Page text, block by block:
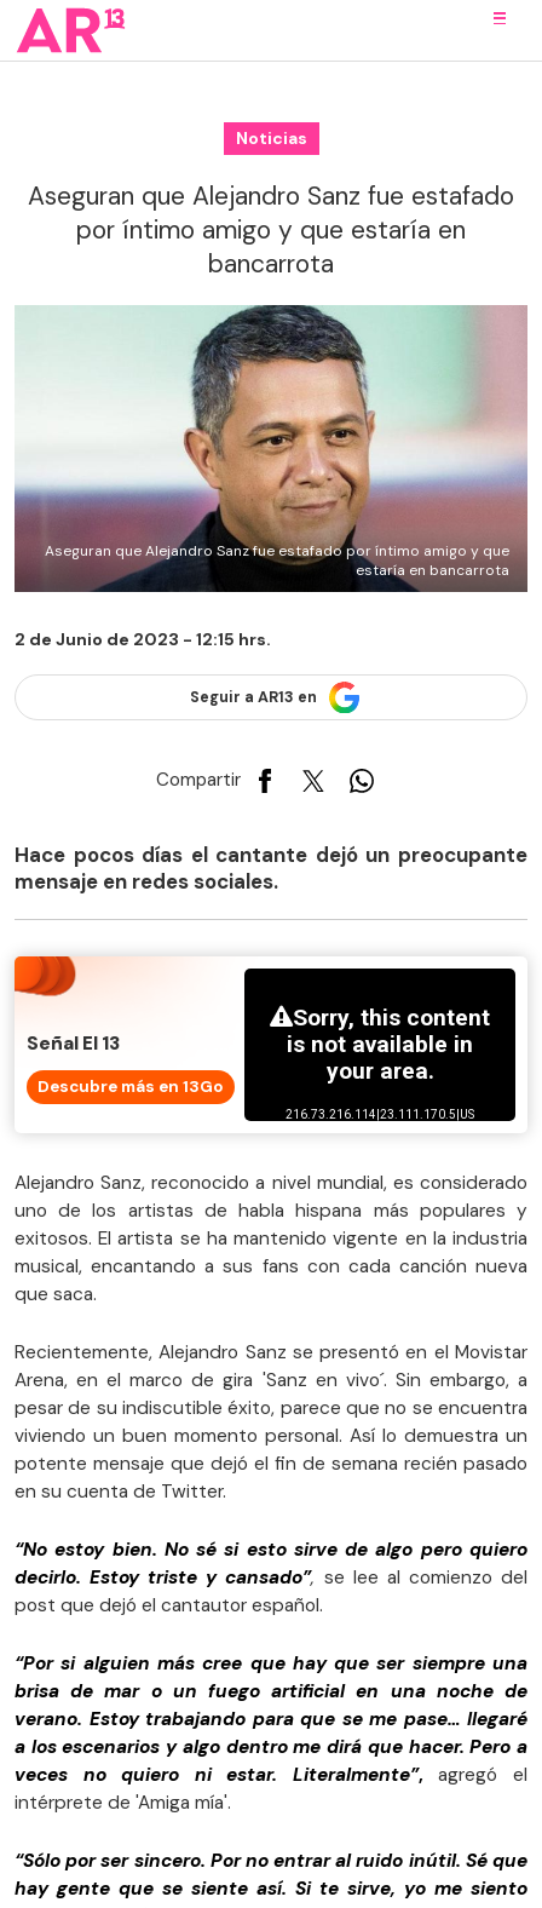
Noticias
Aseguran que Alejandro Sanz fue estafado
por íntimo amigo y que estaría en
bancarrota
Aseguran que Alejandro Sanz fue estafado por íntimo amigo y que
estaría en bancarrota
2 de Junio de 2023 - 12:15 hrs.
Seguir a AR13 en
Compartir
Hace pocos días el cantante dejó un preocupante
mensaje en redes sociales.
Señal El 13
Descubre más en 13Go
Alejandro Sanz, reconocido a nivel mundial, es considerado
uno de los artistas de habla hispana más populares y
exitosos. El artista se ha mantenido vigente en la industria
musical, encantando a sus fans con cada canción nueva
que saca.
Recientemente, Alejandro Sanz se presentó en el Movistar
Arena, en el marco de gira 'Sanz en vivo´. Sin embargo, a
pesar de su indiscutible éxito, parece que no se encuentra
viviendo un buen momento personal. Así lo demuestra un
potente mensaje que dejó el fin de semana recién pasado
en su cuenta de Twitter.
“No estoy bien. No sé si esto sirve de algo pero quiero
decirlo. Estoy triste y cansado”, se lee al comienzo del
post que dejó el cantautor español.
“Por si alguien más cree que hay que ser siempre una
brisa de mar o un fuego artificial en una noche de
verano. Estoy trabajando para que se me pase… llegaré
a los escenarios y algo dentro me dirá que hacer. Pero a
veces no quiero ni estar. Literalmente”,agregó el
intérprete de 'Amiga mía'.
“Sólo por ser sincero. Por no entrar al ruido inútil. Sé que
hay gente que se siente así. Si te sirve, yo me siento